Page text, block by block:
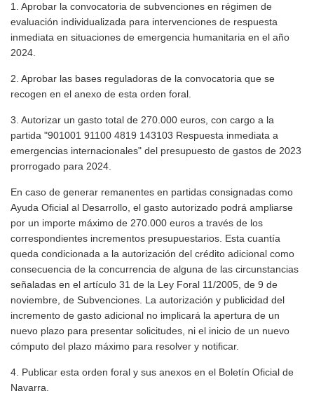
1. Aprobar la convocatoria de subvenciones en régimen de
evaluación individualizada para intervenciones de respuesta
inmediata en situaciones de emergencia humanitaria en el año
2024.
2. Aprobar las bases reguladoras de la convocatoria que se
recogen en el anexo de esta orden foral.
3. Autorizar un gasto total de 270.000 euros, con cargo a la
partida "901001 91100 4819 143103 Respuesta inmediata a
emergencias internacionales" del presupuesto de gastos de 2023
prorrogado para 2024.
En caso de generar remanentes en partidas consignadas como
Ayuda Oficial al Desarrollo, el gasto autorizado podrá ampliarse
por un importe máximo de 270.000 euros a través de los
correspondientes incrementos presupuestarios. Esta cuantía
queda condicionada a la autorización del crédito adicional como
consecuencia de la concurrencia de alguna de las circunstancias
señaladas en el artículo 31 de la Ley Foral 11/2005, de 9 de
noviembre, de Subvenciones. La autorización y publicidad del
incremento de gasto adicional no implicará la apertura de un
nuevo plazo para presentar solicitudes, ni el inicio de un nuevo
cómputo del plazo máximo para resolver y notificar.
4. Publicar esta orden foral y sus anexos en el Boletín Oficial de
Navarra.